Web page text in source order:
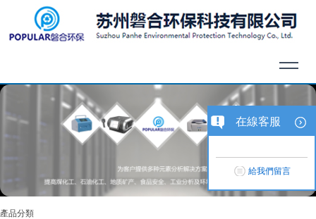
產品分類
在線客服
給我們留言